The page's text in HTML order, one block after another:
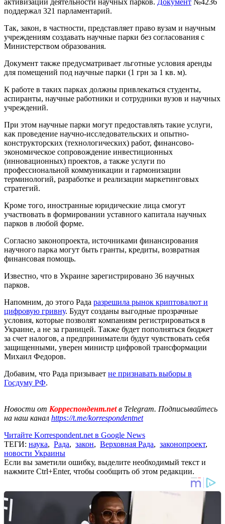
поддержал 321 парламентарий.
Так, закон, в частности, представляет право вузам и научным
учреждениям создавать научные парки без согласования с
Министерством образования.
Документ также предусматривает льготные условия аренды
для помещений под научные парки (1 грн за 1 кв. м).
К работе в таких парках должны привлекаться студенты,
аспиранты, научные работники и сотрудники вузов и научных
учреждений.
При этом научные парки могут предоставлять такие услуги,
как проведение научно-исследовательских и опытно-
конструкторских (технологических) работ, финансово-
экономическое сопровождение инвестиционных
(инновационных) проектов, а также услуги по
профессиональной коммуникации и гармонизации
терминологий, разработке и реализации маркетинговых
стратегий.
Кроме того, иностранные юридические лица смогут
участвовать в формировании уставного капитала научных
парков в любой форме.
Согласно законопроекта, источниками финансирования
научного парка могут быть гранты, кредиты, возвратная
финансовая помощь.
Известно, что в Украине зарегистрировано 36 научных
парков.
Напомним, до этого Рада разрешила рынок криптовалют и
цифровую гривну. Будут созданы выгодные прозрачные
условия, которые позволят компаниям регистрироваться в
Украине, а не за границей. Также будет пополняться бюджет
за счет налогов, а предприниматели будут чувствовать себя
защищенными, уверен министр цифровой трансформации
Михаил Федоров.
Добавим, что Рада призывает не признавать выборы в
Госдуму РФ.
Новости от Корреспондент.netв Telegram. Подписывайтесь
на наш канал https://t.me/korrespondentnet
Читайте Korrespondent.net в Google News
ТЕГИ: наука, Рада, закон, Верховная Рада, законопроект,
новости Украины
Если вы заметили ошибку, выделите необходимый текст и
нажмите Ctrl+Enter, чтобы сообщить об этом редакции.